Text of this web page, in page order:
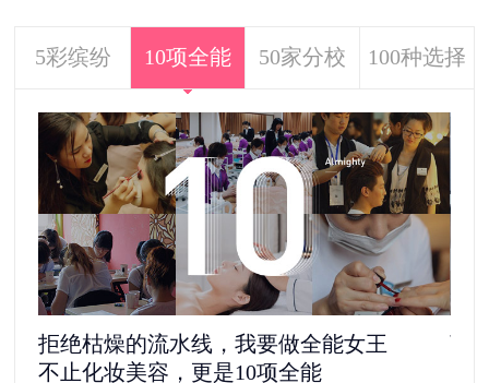
5彩缤纷 10项全能 50家分校 100种选择
拒绝枯燥的流水线，我要做全能女王
不止化妆美容，更是10项全能
离